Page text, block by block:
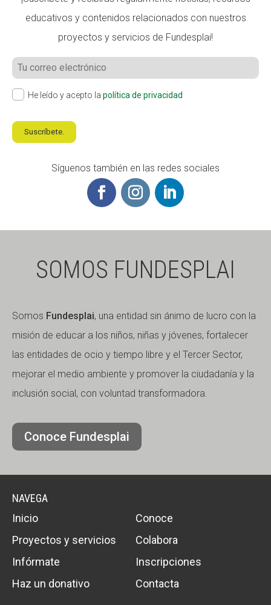
educativos y contenidos relacionados con nuestros
proyectos y servicios de Fundesplai!
He leído y acepto la política de privacidad
Suscríbete.
Síguenos también en las redes sociales
SOMOS FUNDESPLAI
Somos Fundesplai, una entidad sin ánimo de lucro con la
misión de educar a los niños, niñas y jóvenes, fortalecer
las entidades de ocio y tiempo libre y el Tercer Sector,
mejorar el medio ambiente y promover la ciudadanía y la
inclusión social, con voluntad transformadora.
Conoce Fundesplai
NAVEGA
Inicio
Conoce
Proyectos y servicios
Colabora
Infórmate
Inscripciones
Haz un donativo
Contacta